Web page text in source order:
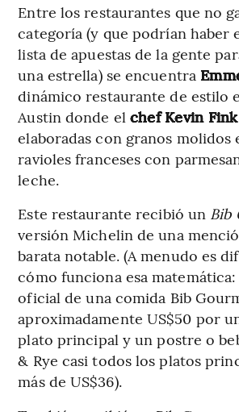
Entre los restaurantes que no
categoría (y que podrían haber
lista de apuestas de la gente
una estrella) se encuentra
dinámico restaurante de estilo
Austin donde el chef Kevin Fink
elaboradas con granos molidos
ravioles franceses con
leche.
Este restaurante recibió un Bib
versión Michelin de una
barata notable. (A menudo es
cómo funciona esa
oficial de una comida Bib
aproximadamente US$50 por
plato principal y un postre o
& Rye casi todos los platos
más de US$36).